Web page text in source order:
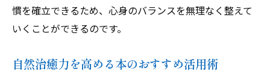
慣を確立できるため、心身のバランスを無理なく整えて
いくことができるのです。
自然治癒力を高める本のおすすめ活用術